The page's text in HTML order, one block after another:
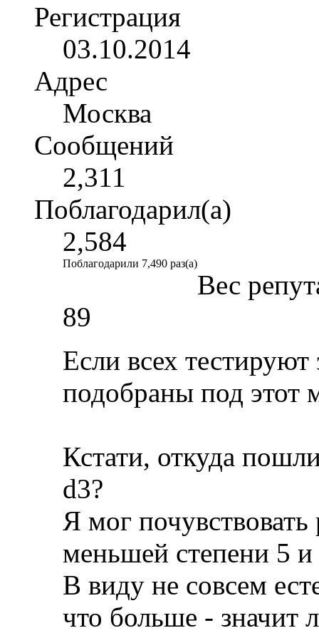
Регистрация
03.10.2014
Адрес
Москва
Сообщений
2,311
Поблагодарил(а)
2,584
Поблагодарили 7,490 раз(а)
Вес
89
Если всех
подобраны под этот
Кстати, откуда
d3?
Я мог
меньшей степени 5
В виду не совсем
что больше - значит